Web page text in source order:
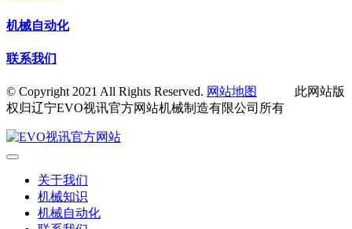
机械自动化
联系我们
© Copyright 2021 All Rights Reserved. 网站地图
此网站版
权归辽宁EVO视讯官方网站机械制造有限公司所有
关于我们
机械知识
机械自动化